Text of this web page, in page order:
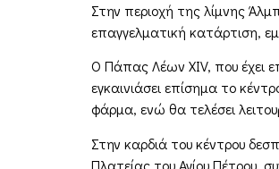
Στην περιοχή της λίμνης
επαγγελματική κατάρτιση,
Ο Πάπας Λέων XIV, που έχει
εγκαινιάσει επίσημα το
φάρμα, ενώ θα τελέσει
Στην καρδιά του κέντρου
Πλατείας του Αγίου Πέτρου,